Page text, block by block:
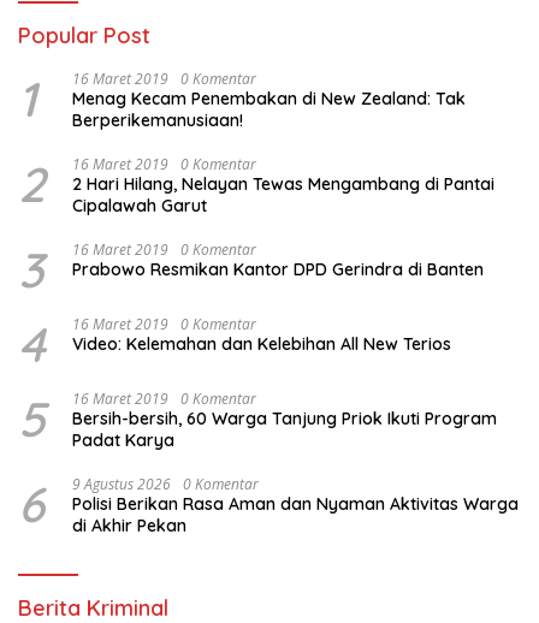
Popular Post
1 16 Maret 2019 0 Komentar
Menag Kecam Penembakan di New Zealand: Tak
Berperikemanusiaan!
2 16 Maret 2019 0 Komentar
2 Hari Hilang, Nelayan Tewas Mengambang di Pantai
Cipalawah Garut
3 16 Maret 2019 0 Komentar
Prabowo Resmikan Kantor DPD Gerindra di Banten
4 16 Maret 2019 0 Komentar
Video: Kelemahan dan Kelebihan All New Terios
5 16 Maret 2019 0 Komentar
Bersih-bersih, 60 Warga Tanjung Priok Ikuti Program
Padat Karya
6 9 Agustus 2026 0 Komentar
Polisi Berikan Rasa Aman dan Nyaman Aktivitas Warga
di Akhir Pekan
Berita Kriminal